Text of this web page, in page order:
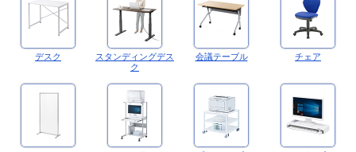
デスク
スタンディングデス
ク
会議テーブル チェア